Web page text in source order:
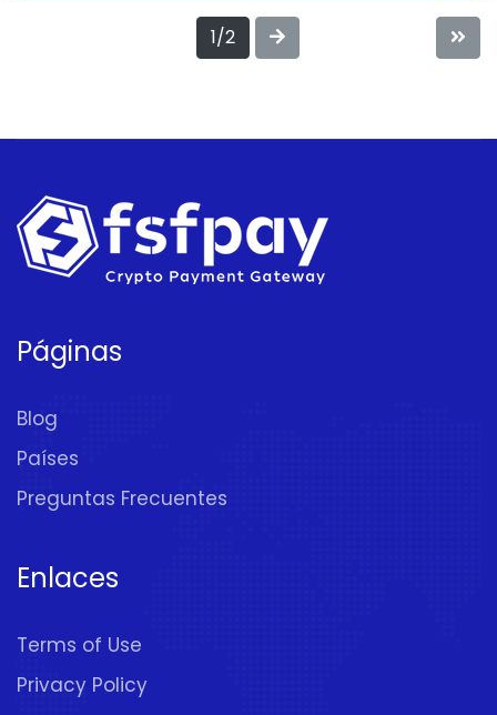
1/2
Páginas
Blog
Países
Preguntas Frecuentes
Enlaces
Terms of Use
Privacy Policy